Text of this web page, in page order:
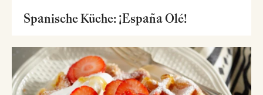
Spanische Küche: ¡España Olé!